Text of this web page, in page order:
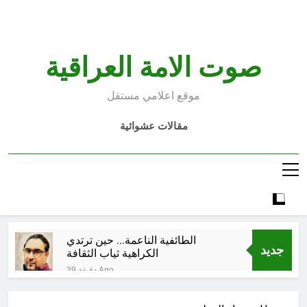
صوت الامة العراقية
موقع اعلامي مستقل
مقالات عشوائية
جديد
الطائفية الناعمة… حين ترتدي
الكراهية ثياب الثقافة
39 دقيقة Ago